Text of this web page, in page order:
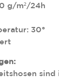
g/m²/24h
30°
sind